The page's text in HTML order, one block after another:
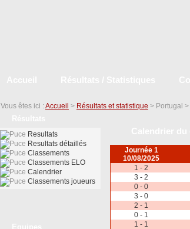
Vous êtes ici : Accueil > Résultats et statistique > Portugal >
Journée 1
10/08/2025
1 - 2
3 - 2
0 - 0
3 - 0
2 - 1
0 - 1
1 - 1
Resultats
Resultats détaillés
Classements
Classements ELO
Calendrier
Classements joueurs